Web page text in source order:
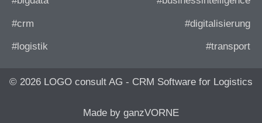
#crm #digitalisierung
#logistik #transport
© 2026 LOGO consult AG - CRM Software for Logistics
Made by ganzVORNE